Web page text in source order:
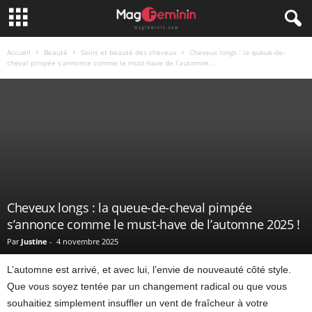
Accueil Beauté Soins et beauté des cheveux
Cheveux longs : la queue-de-
cheval pimpée s’annonce comme le must-have de l’automne...
Cheveux longs : la queue-de-cheval pimpée
s’annonce comme le must-have de l’automne 2025 !
Par Justine - 4 novembre 2025
L’automne est arrivé, et avec lui, l’envie de nouveauté côté style.
Que vous soyez tentée par un changement radical ou que vous
souhaitiez simplement insuffler un vent de fraîcheur à votre